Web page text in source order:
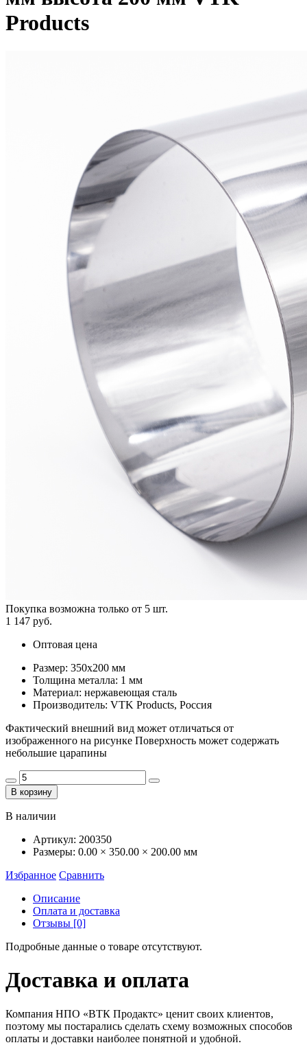
Products
Покупка возможна только от 5 шт.
1 147 руб.
Оптовая цена
Размер: 350х200 мм
Толщина металла: 1 мм
Материал: нержавеющая сталь
Производитель: VTK Products, Россия
Фактический внешний вид может отличаться от
изображенного на рисунке Поверхность может содержать
небольшие царапины
В корзину
В наличии
Артикул: 200350
Размеры: 0.00 × 350.00 × 200.00 мм
Избранное Сравнить
Описание
Оплата и доставка
Отзывы [0]
Подробные данные о товаре отсутствуют.
Доставка и оплата
Компания НПО «ВТК Продактс» ценит своих клиентов,
поэтому мы постарались сделать схему возможных способов
оплаты и доставки наиболее понятной и удобной.